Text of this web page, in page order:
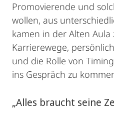
Promovierende und
wollen, aus
kamen in der Alten
Karrierewege,
und die Rolle von
ins Gespräch zu
„Alles braucht seine